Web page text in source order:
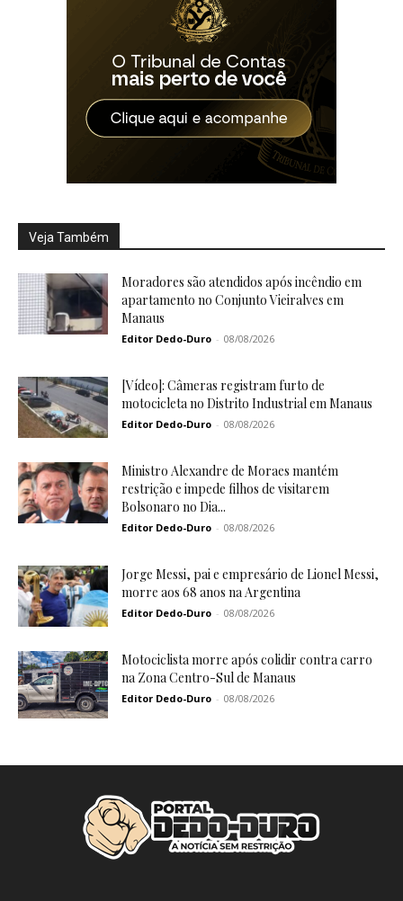
Veja Também
Moradores são atendidos após incêndio em
apartamento no Conjunto Vieiralves em
Manaus
Editor Dedo-Duro - 08/08/2026
[Vídeo]: Câmeras registram furto de
motocicleta no Distrito Industrial em Manaus
Editor Dedo-Duro - 08/08/2026
Ministro Alexandre de Moraes mantém
restrição e impede filhos de visitarem
Bolsonaro no Dia...
Editor Dedo-Duro - 08/08/2026
Jorge Messi, pai e empresário de Lionel Messi,
morre aos 68 anos na Argentina
Editor Dedo-Duro - 08/08/2026
Motociclista morre após colidir contra carro
na Zona Centro-Sul de Manaus
Editor Dedo-Duro - 08/08/2026